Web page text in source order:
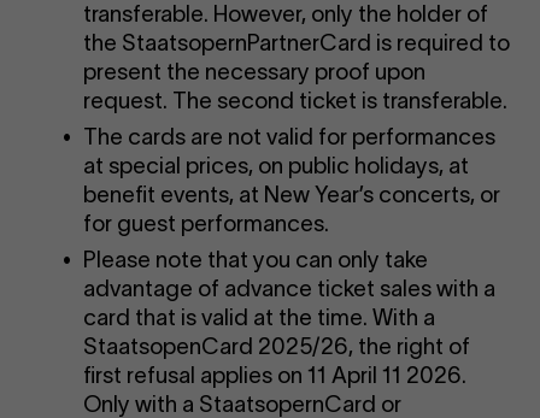
transferable. However, only the holder of
the StaatsopernPartnerCard is required to
present the necessary proof upon
request. The second ticket is transferable.
The cards are not valid for performances
at special prices, on public holidays, at
benefit events, at New Year’s concerts, or
for guest performances.
Please note that you can only take
advantage of advance ticket sales with a
card that is valid at the time. With a
StaatsopenCard 2025/26, the right of
first refusal applies on 11 April 11 2026.
Only with a StaatsopernCard or